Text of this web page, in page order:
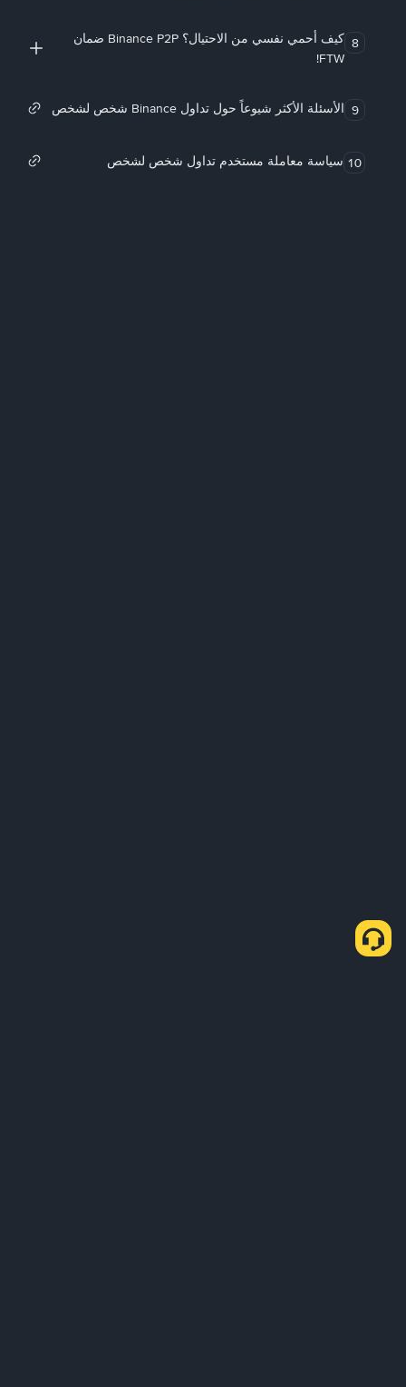
8
كيف أحمي نفسي من الاحتيال؟ Binance P2P ضمان
FTW!
9 الأسئلة الأكثر شيوعاً حول تداول Binance شخص لشخص
10 سياسة معاملة مستخدم تداول شخص لشخص